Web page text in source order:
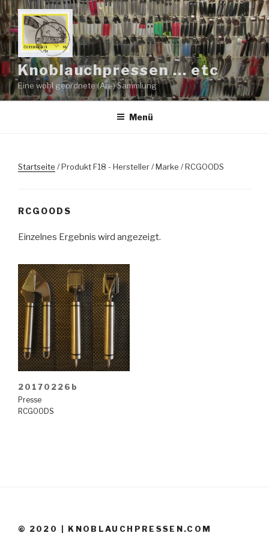
Zum
Inhalt
springen
Knoblauchpressen … etc
Eine wohl geordnete (An-) Sammlung
Menü
Startseite / Produkt F18 - Hersteller / Marke / RCGOODS
RCGOODS
Einzelnes Ergebnis wird angezeigt.
20170226b
Presse
RCGOODS
© 2020 | KNOBLAUCHPRESSEN.COM